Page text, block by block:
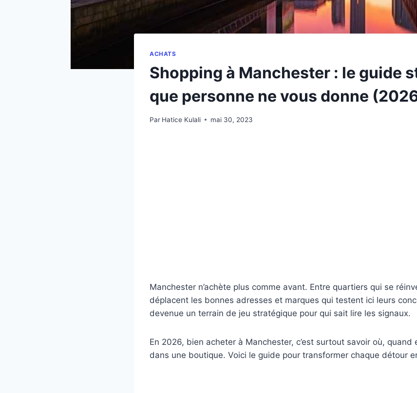
ACHATS
Shopping à Manchester : le guide
que personne ne vous donne
Par Hatice Kulali mai 30, 2023
Manchester n’achète plus comme avant. Entre quartiers qui se
déplacent les bonnes adresses et marques qui testent ici leurs
devenue un terrain de jeu stratégique pour qui sait lire les signaux.
En 2026, bien acheter à Manchester, c’est surtout savoir où, quand
dans une boutique. Voici le guide pour transformer chaque détour